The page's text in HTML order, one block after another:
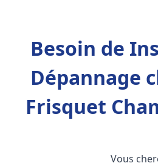
Besoin de
Dépannage
Frisquet
Vous